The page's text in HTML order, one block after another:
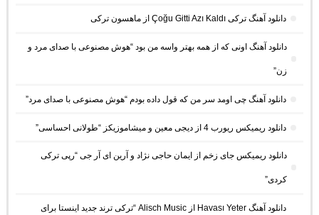
دانلود آهنگ ترکی Çoğu Gitti Azı Kaldı از ماهسون ترکی
دانلود آهنگ اونی که از همه بهتر واسه من بود “هوش مصنوعی با صدای مرد و
زن”
دانلود آهنگ چی اومد سر من که قول داده بودم “هوش مصنوعی با صدای مرد”
دانلود ریمیکس ریورب 4 از دیجی معین و میشاموزیکز “طولانی احساسی”
دانلود ریمیکس جای زخم از ایمان حاجی نژاد و آرین ای آر جی “رپی ترکی
کردی”
دانلود آهنگ Havası Yeter از Alisch Music “ترکی ترند جدید اینستا برای